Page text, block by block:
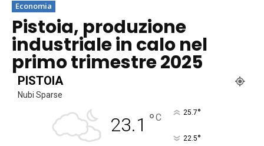
Economia
Pistoia, produzione
industriale in calo nel
primo trimestre 2025
PISTOIA
Nubi Sparse
23.1 °C 25.7°
22.5°